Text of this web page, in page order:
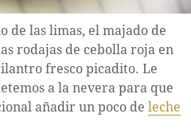
de las limas, el majado de
rodajas de cebolla roja en
fresco picadito. Le
a la nevera para que
añadir un poco de leche